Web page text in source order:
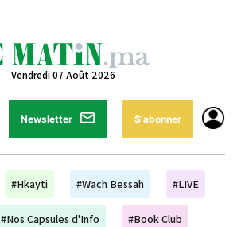
Vendredi 07 Août 2026
Newsletter S'abonner
#Hkayti #Wach Bessah #LIVE
#Nos Capsules d'Info #Book Club